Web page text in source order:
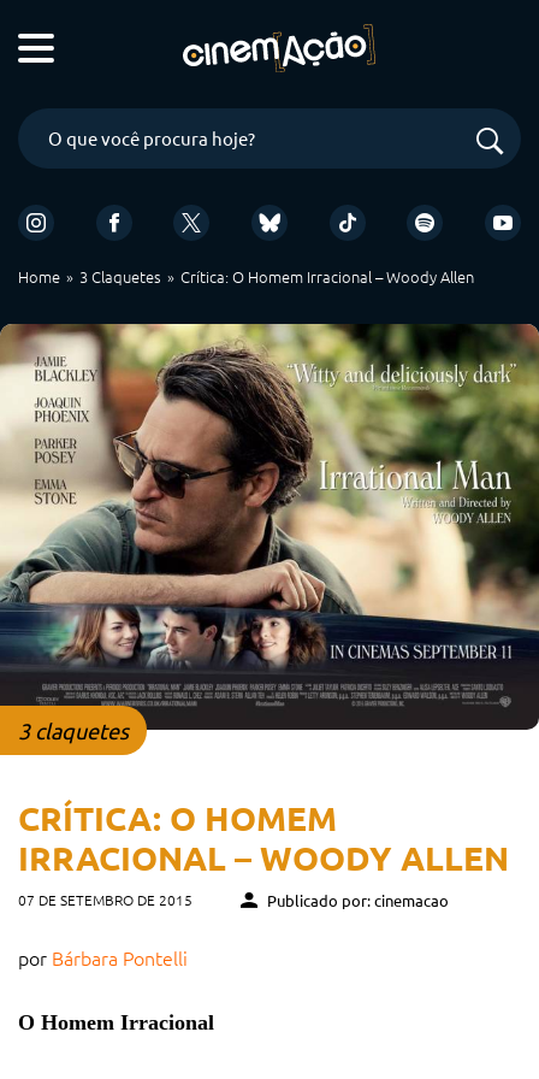
Home 3 Claquetes Crítica: O Homem Irracional – Woody Allen
3 claquetes
CRÍTICA: O HOMEM
IRRACIONAL – WOODY ALLEN
07 DE SETEMBRO DE 2015 Publicado por: cinemacao
por Bárbara Pontelli
O Homem Irracional